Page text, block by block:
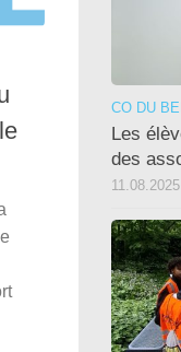
CO DU
Les
des
11.08.2025